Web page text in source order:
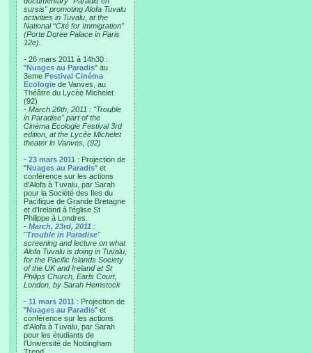
sursis" promoting Alofa Tuvalu
activities in Tuvalu, at the
National “Cité for Immigration”
(Porte Doree Palace in Paris
12e).
- 26 mars 2011 à 14h30 :
"Nuages au Paradis" au
3eme Festival Cinéma
Ecologie de Vanves, au
Théâtre du Lycée Michelet
(92)
- March 26th, 2011 : "Trouble
in Paradise" part of the
Cinéma Ecologie Festival 3rd
edition, at the Lycée Michelet
theater in Vanves, (92)
- 23 mars 2011 : Projection de
"Nuages au Paradis" et
conférence sur les actions
d'Alofa à Tuvalu, par Sarah
pour la Société des Iles du
Pacifique de Grande Bretagne
et d'Ireland à l'église St
Philippe à Londres.
- March, 23rd, 2011 :
"Trouble in Paradise"
screening and lecture on what
Alofa Tuvalu is doing in Tuvalu,
for the Pacific Islands Society
of the UK and Ireland at St
Philips Church, Earls Court,
London, by Sarah Hemstock
- 11 mars 2011 : Projection de
"Nuages au Paradis" et
conférence sur les actions
d'Alofa à Tuvalu, par Sarah
pour les étudiants de
l'Université de Nottingham